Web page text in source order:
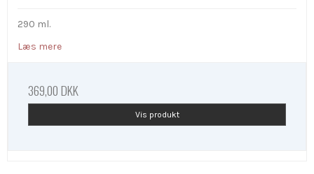
290 ml.
Læs mere
369,00 DKK
Vis produkt